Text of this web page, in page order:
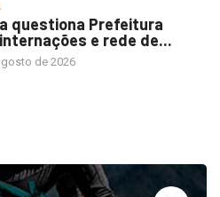
questiona Prefeitura
e rede de...
de 2026